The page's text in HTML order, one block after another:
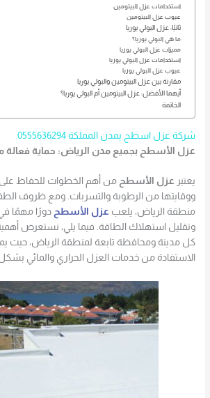
استخدامات عزل البيتومين
عيوب عزل البيتومين
ثانيًا: عزل البولي يوريا
ما هي البولي يوريا؟
مميزات عزل البولي يوريا
استخدامات عزل البولي يوريا
عيوب عزل البولي يوريا
مقارنة بين عزل البيتومين والبولي يوريا
أيهما الأفضل: عزل البيتومين أم البولي يوريا؟
الخاتمة
شركة عزل اسطح بمدن المملكة 0555636294
عزل الأسطح بجميع مدن الرياض: حماية فعالة
يعتبر عزل الأسطح من أهم الخطوات للحفاظ على
ووقايتها من الرطوبة والتسربات. ومع ظروف
منطقة الرياض، يلعب عزل الأسطح دورًا مهمًا في
وتقليل استهلاك الطاقة. فيما يلي، نستعرض
كل مدينة ومحافظة تابعة لمنطقة الرياض، حيث
الاستفادة من خدمات العزل الحراري والمائي